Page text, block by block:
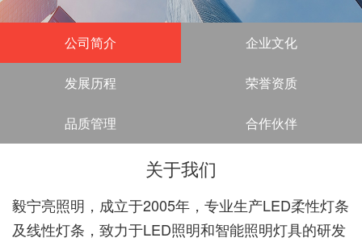
公司简介 企业文化
发展历程 荣誉资质
品质管理 合作伙伴
关于我们
毅宁亮照明，成立于2005年，专业生产LED柔性灯条
及线性灯条，致力于LED照明和智能照明灯具的研发